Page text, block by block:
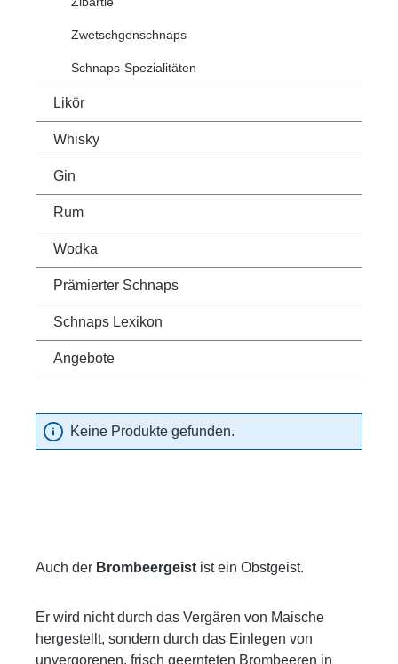
Zwetschgenschnaps
Schnaps-Spezialitäten
Likör
Whisky
Gin
Rum
Wodka
Prämierter Schnaps
Schnaps Lexikon
Angebote
Keine Produkte gefunden.
Auch der Brombeergeist ist ein Obstgeist.
Er wird nicht durch das Vergären von Maische
hergestellt, sondern durch das Einlegen von
unvergorenen, frisch geernteten Brombeeren in